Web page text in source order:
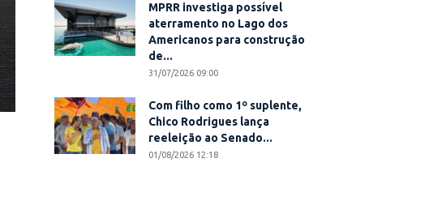
MPRR investiga possível
aterramento no Lago dos
Americanos para construção
de...
31/07/2026 09:00
Com filho como 1º suplente,
Chico Rodrigues lança
reeleição ao Senado...
01/08/2026 12:18